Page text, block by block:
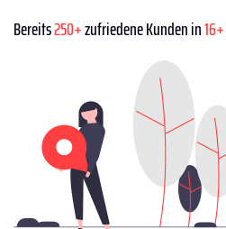
Bereits250+zufriedene Kunden in16+